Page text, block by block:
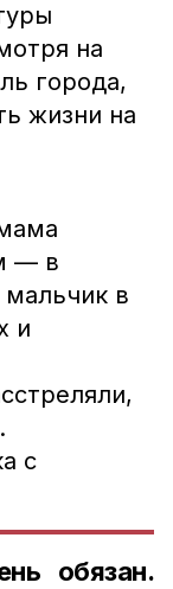
на
города,
жизни на
— в
мальчик в
и
с
обязан.